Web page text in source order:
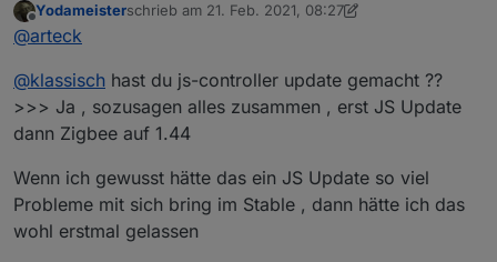
ne daran wird es nicht leigen da ist die 20200211..aber
hier mach ich mir sorgen es ist ein Linux system
@ klassischhast du js-controller update gemacht ??
@ Yodameister lese bitte nochmal den Eingangsbeitrag
ich habe da ein Nachtrag verfasst
Offline
Yodameisterschrieb am 21. Feb. 2021, 08:27
zuletzt editiert von Yodameister
@arteck
@klassisch hast du js-controller update gemacht ??
>>> Ja , sozusagen alles zusammen , erst JS Update
dann Zigbee auf 1.44
Wenn ich gewusst hätte das ein JS Update so viel
Probleme mit sich bring im Stable , dann hätte ich das
wohl erstmal gelassen